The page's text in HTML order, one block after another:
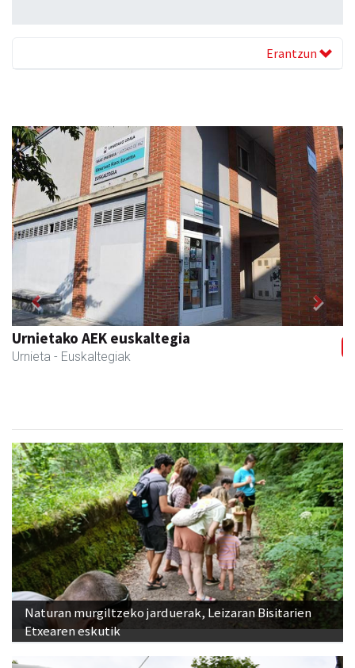
Erantzun
Urnietako AEK euskaltegia
Urnieta - Euskaltegiak
Previous Next
Naturan murgiltzeko jarduerak, Leizaran Bisitarien
Etxearen eskutik